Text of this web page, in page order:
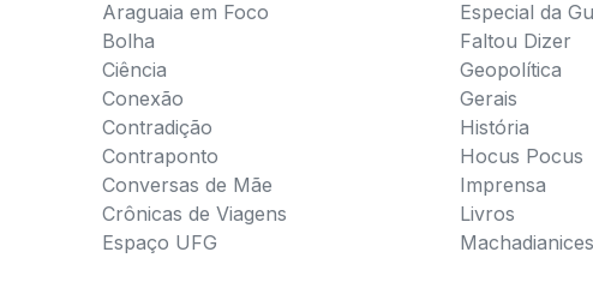
Araguaia em Foco
Bolha
Ciência
Conexão
Contradição
Contraponto
Conversas de Mãe
Crônicas de Viagens
Espaço UFG
Especial da
Faltou Dizer
Geopolítica
Gerais
História
Hocus Pocus
Imprensa
Livros